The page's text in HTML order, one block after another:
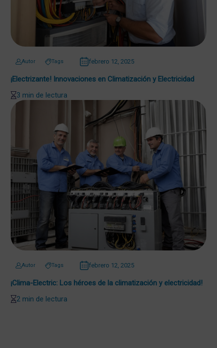
Autor Tags febrero 12, 2025
¡Electrizante! Innovaciones en Climatización y Electricidad
3 min de lectura
Autor Tags febrero 12, 2025
¡Clima-Electric: Los héroes de la climatización y electricidad!
2 min de lectura